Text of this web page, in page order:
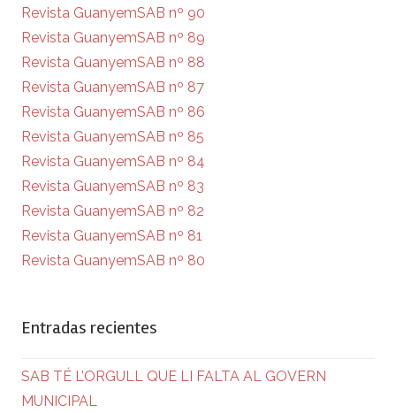
Revista GuanyemSAB nº 90
Revista GuanyemSAB nº 89
Revista GuanyemSAB nº 88
Revista GuanyemSAB nº 87
Revista GuanyemSAB nº 86
Revista GuanyemSAB nº 85
Revista GuanyemSAB nº 84
Revista GuanyemSAB nº 83
Revista GuanyemSAB nº 82
Revista GuanyemSAB nº 81
Revista GuanyemSAB nº 80
Entradas recientes
SAB TÉ L’ORGULL QUE LI FALTA AL GOVERN
MUNICIPAL